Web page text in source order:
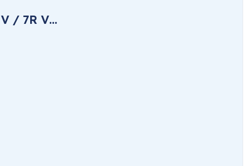
/ 7R V…